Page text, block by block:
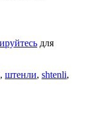
для
, штенли, shtenli,